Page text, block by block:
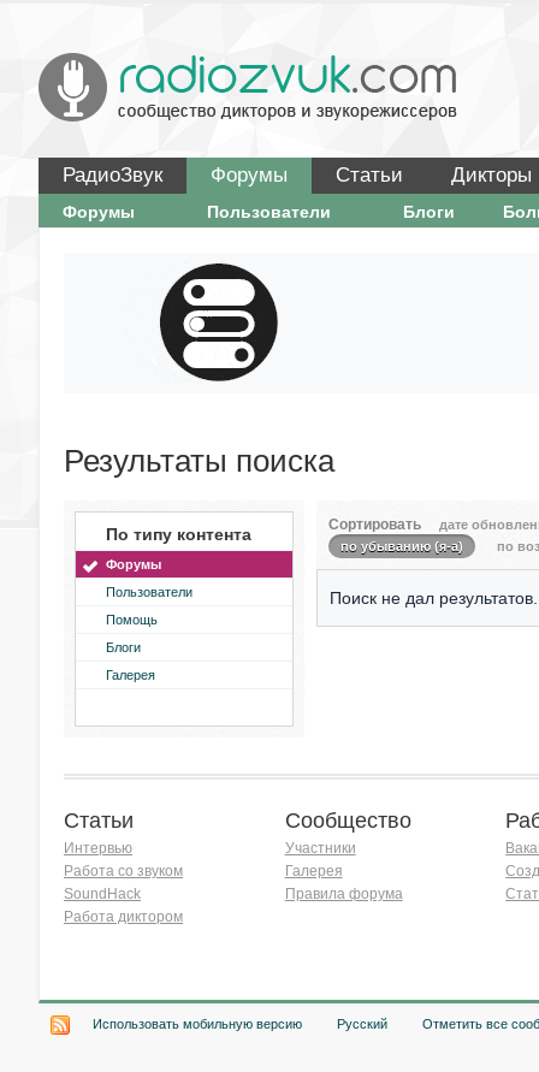
РадиоЗвук Форумы Статьи Дикторы
Форумы Пользователи Блоги
Результаты поиска
По типу контента
Форумы
Пользователи
Помощь
Блоги
Галерея
Сортировать
дате
по убыванию (я-а)
по
Поиск не дал результатов.
Статьи
Интервью
Работа со звуком
SoundHack
Работа диктором
Сообщество
Участники
Галерея
Правила форума
Использовать мобильную версию Русский Отметить все